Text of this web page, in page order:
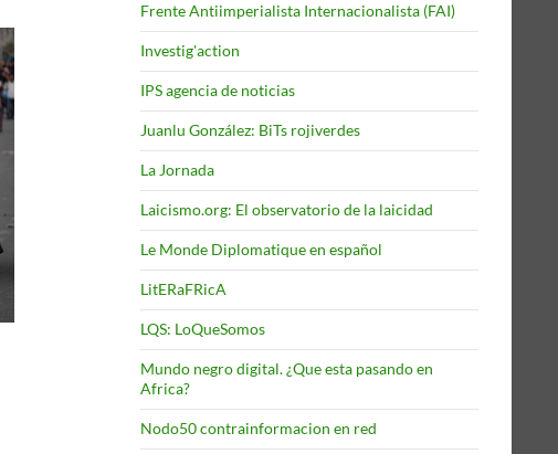
Frente Antiimperialista Internacionalista (FAI)
Investig'action
IPS agencia de noticias
Juanlu González: BiTs rojiverdes
La Jornada
Laicismo.org: El observatorio de la laicidad
Le Monde Diplomatique en español
LitERaFRicA
LQS: LoQueSomos
Mundo negro digital. ¿Que esta pasando en
Africa?
Nodo50 contrainformacion en red